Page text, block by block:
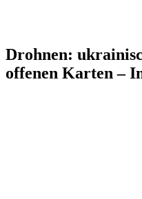
Drohnen:
offenen Karten –